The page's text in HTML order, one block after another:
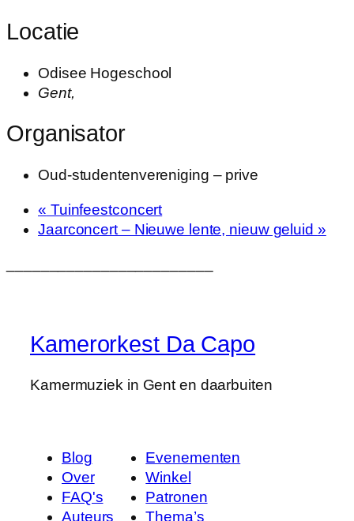
Locatie
Odisee Hogeschool
Gent,
Organisator
Oud-studentenvereniging – prive
« Tuinfeestconcert
Jaarconcert – Nieuwe lente, nieuw geluid »
Kamerorkest Da Capo
Kamermuziek in Gent en daarbuiten
Blog
Over
FAQ's
Auteurs
Evenementen
Winkel
Patronen
Thema’s